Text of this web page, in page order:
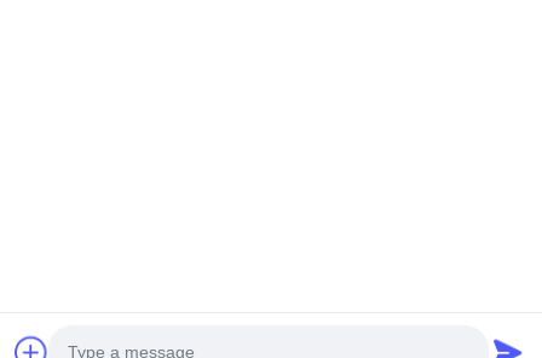
cipta © 2024-2026 Suzhou Gaopu Ultra pure gas technology